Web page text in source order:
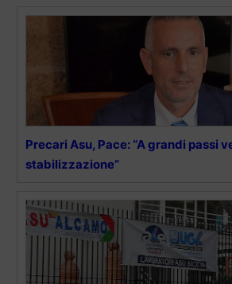
Precari Asu, Pace: “A grandi passi
stabilizzazione”